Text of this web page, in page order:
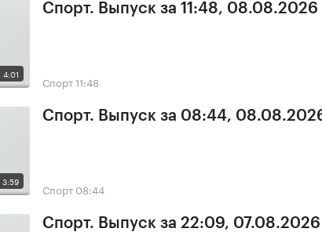
4:01
Спорт. Выпуск за 11:48, 08.08.2026
Спорт11:48
3:59
Спорт. Выпуск за 08:44,
Спорт 08:44
Спорт. Выпуск за 22:09, 07.08.2026